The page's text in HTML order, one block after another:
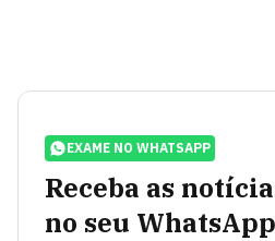
EXAME NO WHATSAPP
Receba as
no seu WhatsApp